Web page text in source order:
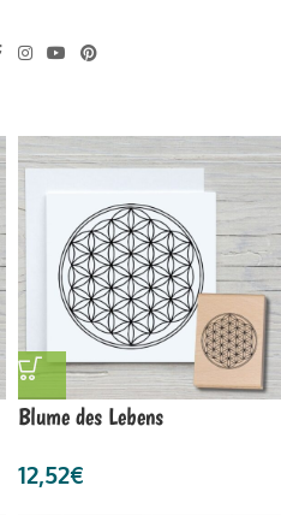
Blume des Lebens
12,52€